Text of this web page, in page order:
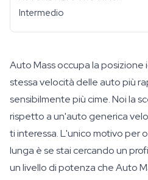
Intermedio
Auto Mass occupa la posizione
stessa velocità delle auto più
sensibilmente più cime. Noi la
rispetto a un'auto generica
ti interessa. L'unico motivo per
lunga è se stai cercando un
un livello di potenza che Auto